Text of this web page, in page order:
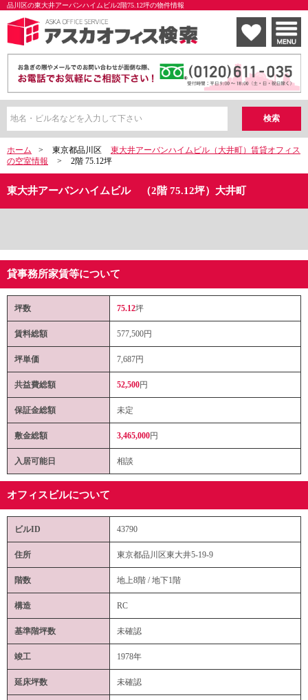
品川区の東大井アーバンハイムビル2階75.12坪の物件情報
ホーム > 東京都品川区
東大井アーバンハイムビル（大井町）賃貸オフィス
の空室情報
> 2階 75.12坪
東大井アーバンハイムビル （2階 75.12坪）大井町
貸事務所家賃等について
坪数 75.12坪
賃料総額 577,500円
坪単価 7,687円
共益費総額 52,500円
保証金総額 未定
敷金総額 3,465,000円
入居可能日 相談
オフィスビルについて
ビルID 43790
住所 東京都品川区東大井5-19-9
階数 地上8階 / 地下1階
構造 RC
基準階坪数 未確認
竣工 1978年
延床坪数 未確認